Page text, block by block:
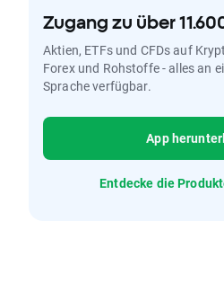
Zugang zu über
Aktien, ETFs und CFDs auf
Forex und Rohstoffe - alles an
Sprache verfügbar.
App
Entdecke die